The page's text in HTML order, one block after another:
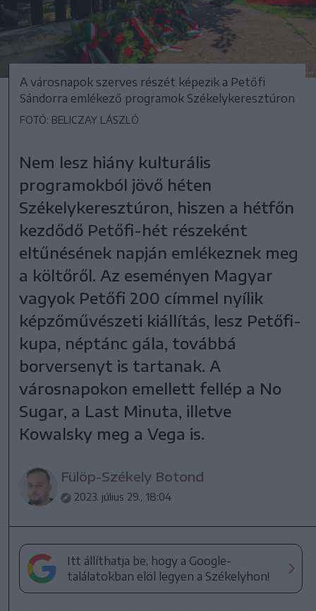
A városnapok szerves részét képezik a Petőfi
Sándorra emlékező programok Székelykeresztúron
FOTÓ: BELICZAY LÁSZLÓ
Nem lesz hiány kulturális
programokból jövő héten
Székelykeresztúron, hiszen a hétfőn
kezdődő Petőfi-hét részeként
eltűnésének napján emlékeznek meg
a költőről. Az eseményen Magyar
vagyok Petőfi 200 címmel nyílik
képzőművészeti kiállítás, lesz Petőfi-
kupa, néptánc gála, továbbá
borversenyt is tartanak. A
városnapokon emellett fellép a No
Sugar, a Last Minuta, illetve
Kowalsky meg a Vega is.
Fülöp-Székely Botond
2023. július 29., 18:04
Itt állíthatja be, hogy a Google-
találatokban elöl legyen a Székelyhon!